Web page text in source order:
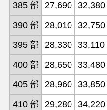
385 部
27,690 32,380
390 部
28,010 32,750
395 部
28,330 33,110
400 部
28,650 33,480
405 部
28,960 33,850
410 部
29,280 34,220